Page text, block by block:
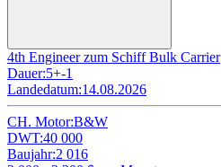
4th Engineer zum Schiff Bulk Carrier
Dauer:5+-1
Landedatum:14.08.2026
CH. Motor:B&W
DWT:40 000
Baujahr:2 016